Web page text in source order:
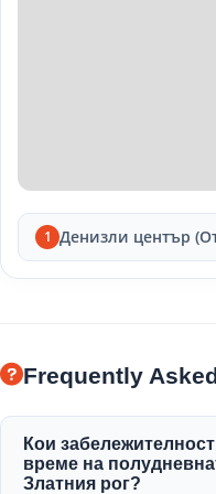
1 Денизли център
Frequently
Кои
време на
Златния рог?